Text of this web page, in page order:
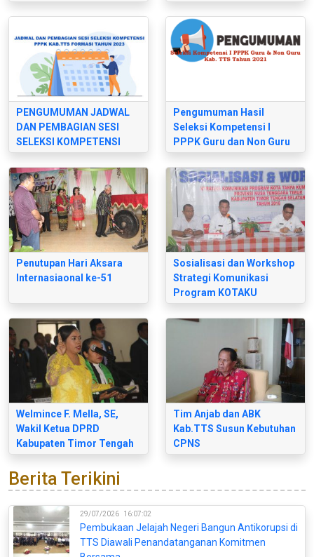
PENGUMUMAN JADWAL
DAN PEMBAGIAN SESI
SELEKSI KOMPETENSI
Pengumuman Hasil
Seleksi Kompetensi I
PPPK Guru dan Non Guru
Penutupan Hari Aksara
Internasiaonal ke-51
Sosialisasi dan Workshop
Strategi Komunikasi
Program KOTAKU
Welmince F. Mella, SE,
Wakil Ketua DPRD
Kabupaten Timor Tengah
Tim Anjab dan ABK
Kab.TTS Susun Kebutuhan
CPNS
Berita Terikini
29/07/2026 16:07:02
Pembukaan Jelajah Negeri Bangun Antikorupsi di
TTS Diawali Penandatanganan Komitmen